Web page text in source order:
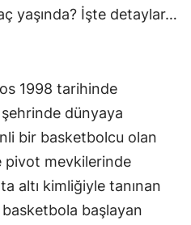
yaşında? İşte detaylar…
1998 tarihinde
dünyaya
bir basketbolcu olan
pivot mevkilerinde
altı kimliğiyle tanınan
başlayan